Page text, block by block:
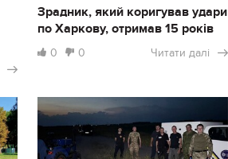
Зрадник, який коригував удари
по Харкову, отримав 15 років
0 0 Читати далі